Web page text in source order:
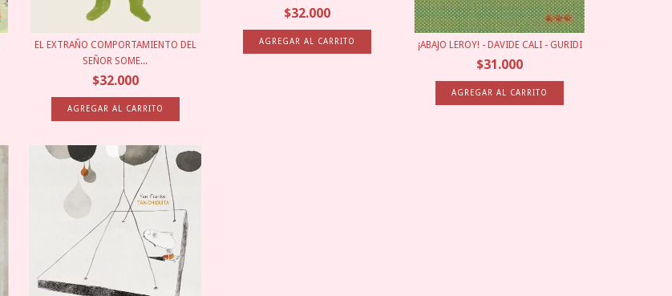
EL EXTRAÑO COMPORTAMIENTO DEL
SEÑOR SOME...
$32.000
$32.000
¡ABAJO LEROY! - DAVIDE CALI - GURIDI
$31.000